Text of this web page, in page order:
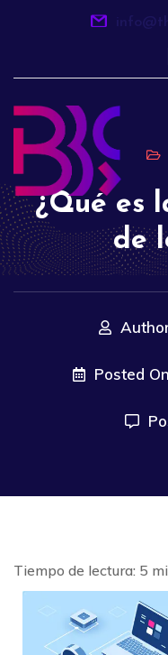
¿Qué es
de
Posted